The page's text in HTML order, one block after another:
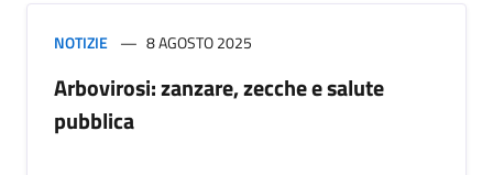
NOTIZIE 8 AGOSTO 2025
Arbovirosi: zanzare, zecche e salute
pubblica